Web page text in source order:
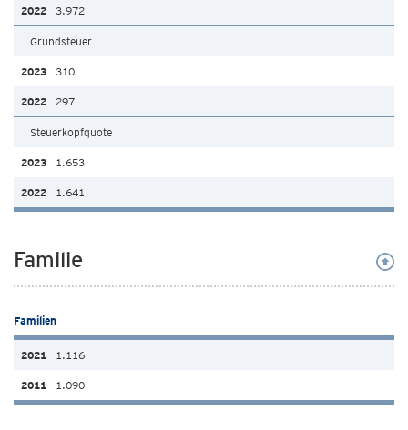
3.972
Grundsteuer
310
297
Steuerkopfquote
1.653
1.641
Familie
Familien
1.116
1.090